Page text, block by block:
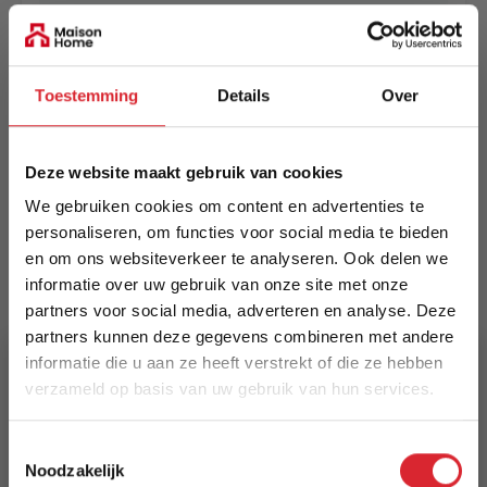
Toestemming Details Over
Deze website maakt gebruik van cookies
We gebruiken cookies om content en advertenties te
personaliseren, om functies voor social media te bieden
en om ons websiteverkeer te analyseren. Ook delen we
informatie over uw gebruik van onze site met onze
partners voor social media, adverteren en analyse. Deze
partners kunnen deze gegevens combineren met andere
informatie die u aan ze heeft verstrekt of die ze hebben
verzameld op basis van uw gebruik van hun services.
Noodzakelijk
EAN
5414452813715
Prijs
€ 299,00
Levertijd
Informeer naar de actuele levertijd
Kleur
7656
Maat
160 x 230 cm
Lengte